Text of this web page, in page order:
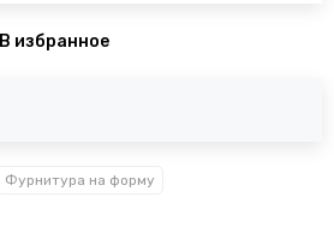
В избранное
Фурнитура на форму